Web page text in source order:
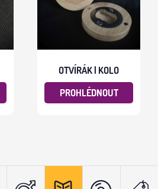
OTVÍRÁK | KOLO
PROHLÉDNOUT